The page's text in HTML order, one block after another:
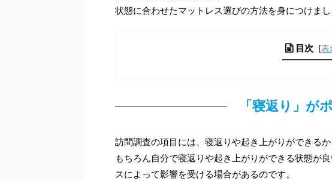
状態に合わせたマットレス選びの方法を身につけまし
目次 [表
「寝返り」が
訪問調査の項目には、寝返りや起き上がりができるか
もちろん自分で寝返りや起き上がりができる状態が
スによって影響を受ける場合があるのです。